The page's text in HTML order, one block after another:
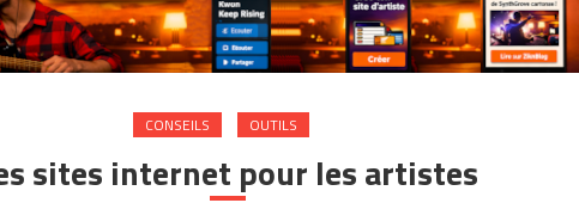
CONSEILS OUTILS
sites internet pour les artistes